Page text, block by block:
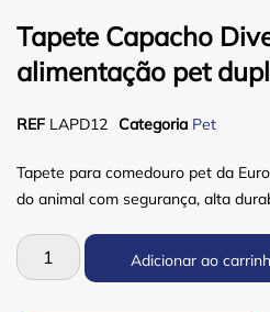
Tapete Capacho
alimentação pet
REF LAPD12 Categoria Pet
Tapete para comedouro pet da
do animal com segurança, alta
Adicionar ao